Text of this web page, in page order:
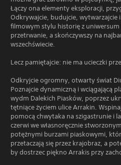
Łączy ona elementy eksploracji,
Odkrywajcie, budujcie, wytwarzajcie
filmowym stylu historię z uniwersum
przetrwanie, a skończywszy na
wszechświecie.
Lecz pamiętajcie: nie ma ucieczki
Odkryjcie ogromny, otwarty świat
Poznajcie dynamiczną i wciągającą
wydm Dalekich Piasków, poprzez
tętniące życiem ulice Arrakin.
pomocą chwytaka na szigastrunie i
czerwi we własnoręcznie
potężnymi burzami piaskowymi,
przetaczają się przez krajobraz, a
by dostrzec piękno Arrakis przy